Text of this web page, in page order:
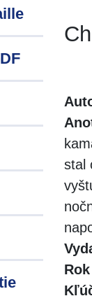
stal